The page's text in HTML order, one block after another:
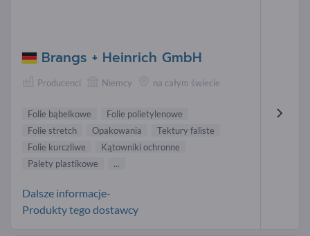
Brangs + Heinrich GmbH
Producenci Niemcy na całym świecie
Folie bąbelkowe
Folie polietylenowe
Folie stretch
Opakowania
Tektury faliste
Folie kurczliwe
Kątowniki ochronne
Palety plastikowe
...
Dalsze informacje-
Produkty tego dostawcy